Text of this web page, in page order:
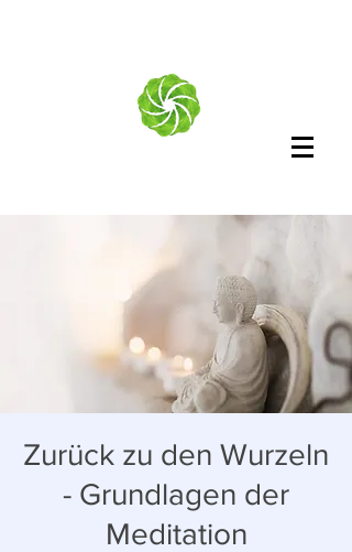
Zurück zu den Wurzeln
- Grundlagen der
Meditation